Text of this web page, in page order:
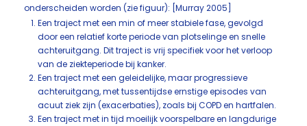
onderscheiden worden (zie figuur): [Murray 2005]
Een traject met een min of meer stabiele fase, gevolgd
door een relatief korte periode van plotselinge en snelle
achteruitgang. Dit traject is vrij specifiek voor het verloop
van de ziekteperiode bij kanker.
Een traject met een geleidelijke, maar progressieve
achteruitgang, met tussentijdse ernstige episodes van
acuut ziek zijn (exacerbaties), zoals bij COPD en hartfalen.
Een traject met in tijd moeilijk voorspelbare en langdurige